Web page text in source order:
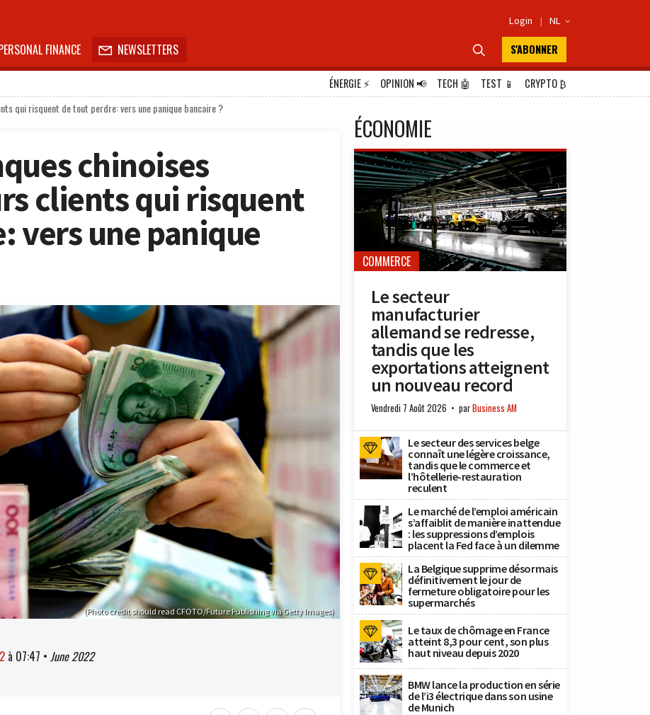
Login | NL 
FINANCE  NEWSLETTERS  S'ABONNER
ÉNERGIE⚡ OPINION📢 TECH 🤖 TEST 📱 CRYPTO₿
qui risquent de tout perdre: vers une panique bancaire ?
chinoises
clients qui risquent
vers une panique
(Photo credit should read CFOTO/Future Publishing via Getty Images)
à 07:47 • June 2022
ÉCONOMIE
COMMERCE
Le secteur
manufacturier
allemand se redresse,
tandis que les
exportations atteignent
un nouveau record
Vendredi 7 Août 2026 parBusiness AM
Le secteur des services belge
connaît une légère croissance,
tandis que le commerce et
l’hôtellerie-restauration
reculent
Le marché de l’emploi américain
s’affaiblit de manière inattendue
: les suppressions d’emplois
placent la Fed face à un dilemme
La Belgique supprime désormais
définitivement le jour de
fermeture obligatoire pour les
supermarchés
Le taux de chômage en France
atteint 8,3 pour cent, son plus
haut niveau depuis 2020
BMW lance la production en série
de l’i3 électrique dans son usine
de Munich